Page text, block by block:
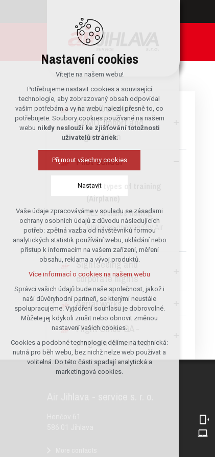
Aircraft service,
CAMO, import and
registration
Pilot school
ATO types of training
(Airplane)
ULL airplanes training
Airplanes operated by Air
Jihlava
Sightseeing and
corporate flights
Aerial works
Flight Office GA -
program for airlines
Nastavení cookies
Vítejte na našem webu!
Potřebujeme nastavit cookies a související
technologie, aby zobrazovaný obsah odpovídal
vašim potřebám a vy na webu nalezli přesně to, co
potřebujete. Soubory cookies používané na našem
webu nikdy neslouží ke zjišťování totožnosti
uživatelů stránek.
Přijmout všechny cookies
Nastavit
Technická cookies
nutná pro provozování webu
udržení kontextu stránek (session):
případná přihlášení, volby jazyka, apod.
Volitelná cookies
analytická pro anonymizované
vyhodnocení návštěvnosti
marketingová cookies (Google)
Více informací o cookies na našem webu
Přijmout všechny cookies
Odmítnout vše
Vaše údaje zpracováváme v souladu se zásadami
ochrany osobních údajů z důvodu následujících
potřeb: zpětná vazba od návštěvníků formou
analytických statistik používání webu, ukládání nebo
přístup k informacím na vašem zařízení, měření
obsahu, reklama a vývoj produktů.
Více informací o cookies na našem webu
Správci vašich údajů bude naše společnost, jakož i
naši důvěryhodní partneři, se kterými neustále
spolupracujeme. Vyjádření souhlasu je dobrovolné.
Můžete jej kdykoli zrušit nebo obnovit změnou
nastavení vašich cookies.
Cookies a podobné technologie dělíme na technická:
nutná pro běh webu, bez nichž nelze web používat a
volitelná. Do této části spadají analytická a
marketingová cookies.